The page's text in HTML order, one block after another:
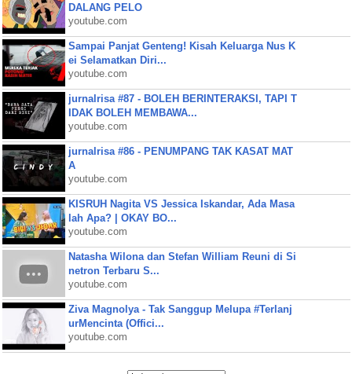
DALANG PELO
youtube.com
Sampai Panjat Genteng! Kisah Keluarga Nus K
ei Selamatkan Diri...
youtube.com
jurnalrisa #87 - BOLEH BERINTERAKSI, TAPI T
IDAK BOLEH MEMBAWA...
youtube.com
jurnalrisa #86 - PENUMPANG TAK KASAT MAT
A
youtube.com
KISRUH Nagita VS Jessica Iskandar, Ada Masa
lah Apa? | OKAY BO...
youtube.com
Natasha Wilona dan Stefan William Reuni di Si
netron Terbaru S...
youtube.com
Ziva Magnolya - Tak Sanggup Melupa #Terlanj
urMencinta (Offici...
youtube.com